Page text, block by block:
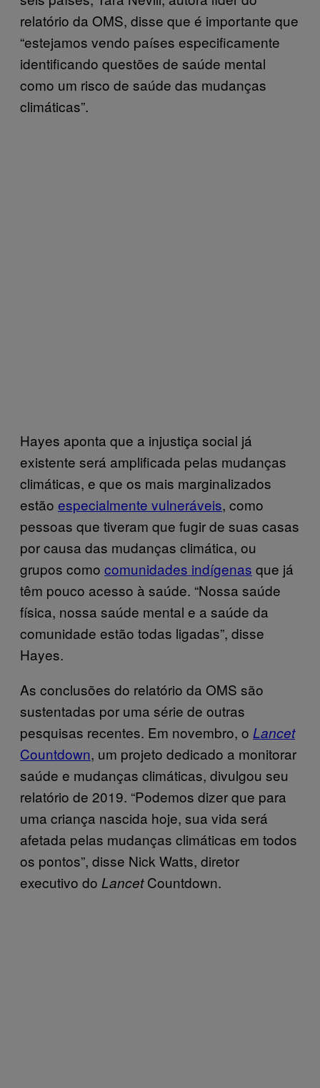
relatório da OMS, disse que é importante que
“estejamos vendo países especificamente
identificando questões de saúde mental
como um risco de saúde das mudanças
climáticas”.
Hayes aponta que a injustiça social já
existente será amplificada pelas mudanças
climáticas, e que os mais marginalizados
estão especialmente vulneráveis, como
pessoas que tiveram que fugir de suas casas
por causa das mudanças climática, ou
grupos como comunidades indígenas que já
têm pouco acesso à saúde. “Nossa saúde
física, nossa saúde mental e a saúde da
comunidade estão todas ligadas”, disse
Hayes.
As conclusões do relatório da OMS são
sustentadas por uma série de outras
pesquisas recentes. Em novembro, o Lancet
Countdown, um projeto dedicado a monitorar
saúde e mudanças climáticas, divulgou seu
relatório de 2019. “Podemos dizer que para
uma criança nascida hoje, sua vida será
afetada pelas mudanças climáticas em todos
os pontos”, disse Nick Watts, diretor
executivo do LancetCountdown.